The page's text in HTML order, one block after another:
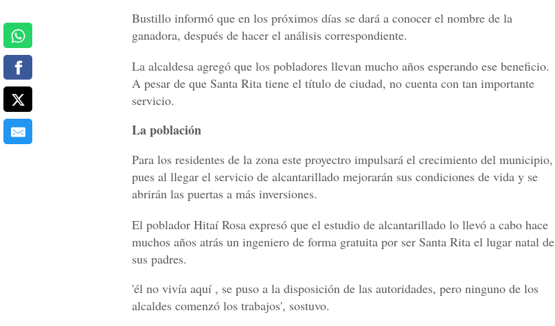
Bustillo informó que en los próximos días se dará a conocer el nombre de la
ganadora, después de hacer el análisis correspondiente.
La alcaldesa agregó que los pobladores llevan mucho años esperando ese beneficio.
A pesar de que Santa Rita tiene el título de ciudad, no cuenta con tan importante
servicio.
La población
Para los residentes de la zona este proyectro impulsará el crecimiento del municipio,
pues al llegar el servicio de alcantarillado mejorarán sus condiciones de vida y se
abrirán las puertas a más inversiones.
El poblador Hitaí Rosa expresó que el estudio de alcantarillado lo llevó a cabo hace
muchos años atrás un ingeniero de forma gratuita por ser Santa Rita el lugar natal de
sus padres.
'él no vivía aquí , se puso a la disposición de las autoridades, pero ninguno de los
alcaldes comenzó los trabajos', sostuvo.